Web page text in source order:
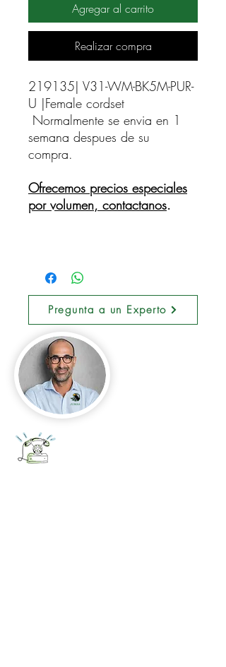
Agregar al carrito
Realizar compra
219135| V31-WM-BK5M-PUR-
U |Female cordset
Normalmente se envia en 1
semana despues de su
compra.
Ofrecemos precios especiales
por volumen, contactanos.
Pregunta a un Experto